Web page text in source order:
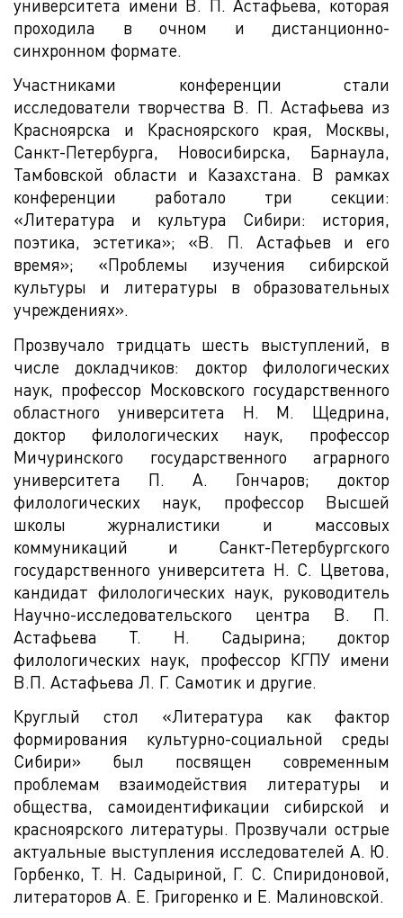
университета имени В. П. Астафьева, которая
проходила в очном и дистанционно-
синхронном формате.
Участниками конференции стали
исследователи творчества В. П. Астафьева из
Красноярска и Красноярского края, Москвы,
Санкт-Петербурга, Новосибирска, Барнаула,
Тамбовской области и Казахстана. В рамках
конференции работало три секции:
«Литература и культура Сибири: история,
поэтика, эстетика»; «В. П. Астафьев и его
время»; «Проблемы изучения сибирской
культуры и литературы в образовательных
учреждениях».
Прозвучало тридцать шесть выступлений, в
числе докладчиков: доктор филологических
наук, профессор Московского государственного
областного университета Н. М. Щедрина,
доктор филологических наук, профессор
Мичуринского государственного аграрного
университета П. А. Гончаров; доктор
филологических наук, профессор Высшей
школы журналистики и массовых
коммуникаций и Санкт-Петербургского
государственного университета Н. С. Цветова,
кандидат филологических наук, руководитель
Научно-исследовательского центра В. П.
Астафьева Т. Н. Садырина; доктор
филологических наук, профессор КГПУ имени
В.П. Астафьева Л. Г. Самотик и другие.
Круглый стол «Литература как фактор
формирования культурно-социальной среды
Сибири» был посвящен современным
проблемам взаимодействия литературы и
общества, самоидентификации сибирской и
красноярского литературы. Прозвучали острые
актуальные выступления исследователей А. Ю.
Горбенко, Т. Н. Садыриной, Г. С. Спиридоновой,
литераторов А. Е. Григоренко и Е. Малиновской.